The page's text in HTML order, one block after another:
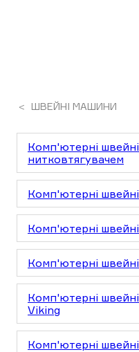
ШВЕЙНІ МАШИНИ
Комп'ютерні
нитковтягувачем
Комп'ютерні
Комп'ютерні
Комп'ютерні
Комп'ютерні
Viking
Комп'ютерні